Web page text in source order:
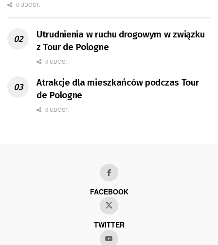
0 UDOST.
Utrudnienia w ruchu drogowym w związku
z Tour de Pologne
0 UDOST.
Atrakcje dla mieszkańców podczas Tour
de Pologne
0 UDOST.
FACEBOOK
TWITTER